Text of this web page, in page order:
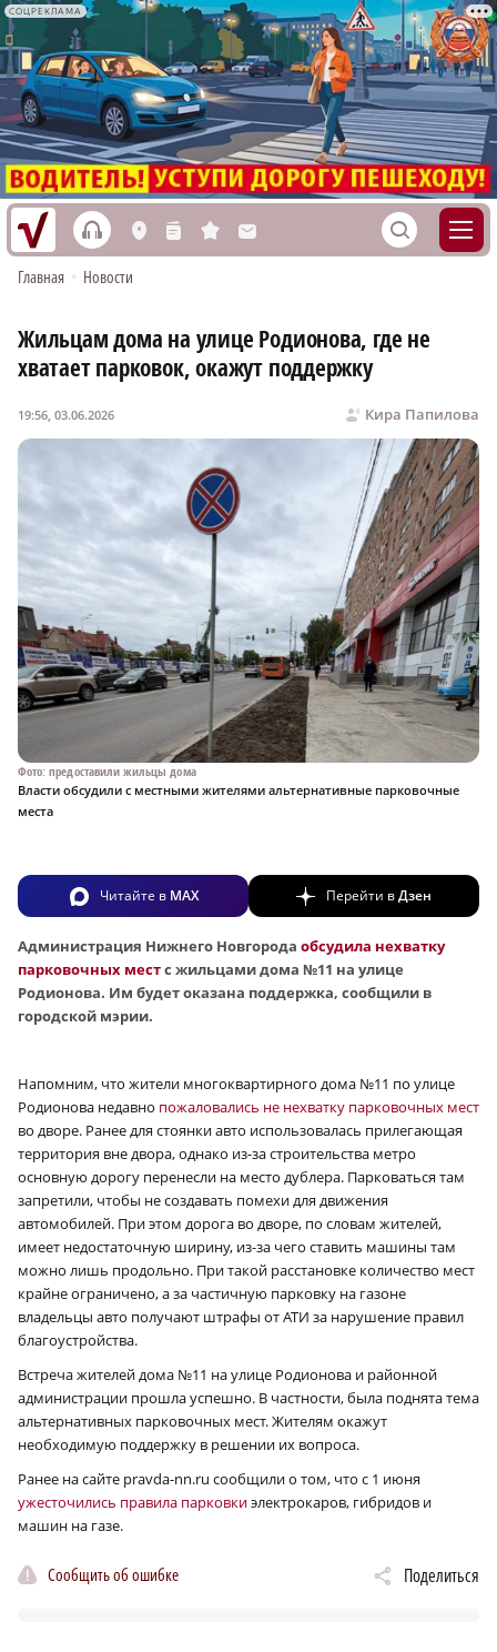
СОЦРЕКЛАМА
h L n s M S
Главная • Новости
Жильцам дома на улице Родионова, где не
хватает парковок, окажут поддержку
Кира Папилова
19:56, 03.06.2026
Фото: предоставили жильцы дома
Власти обсудили с местными жителями альтернативные парковочные
места
Читайте в MAX Перейти вДзен
Администрация Нижнего Новгорода обсудила нехватку
парковочных местс жильцами дома №11 на улице
Родионова. Им будет оказана поддержка, сообщили в
городской мэрии.
Напомним, что жители многоквартирного дома №11 по улице
Родионова недавно пожаловались не нехватку парковочных мест
во дворе. Ранее для стоянки авто использовалась прилегающая
территория вне двора, однако из-за строительства метро
основную дорогу перенесли на место дублера. Парковаться там
запретили, чтобы не создавать помехи для движения
автомобилей. При этом дорога во дворе, по словам жителей,
имеет недостаточную ширину, из-за чего ставить машины там
можно лишь продольно. При такой расстановке количество мест
крайне ограничено, а за частичную парковку на газоне
владельцы авто получают штрафы от АТИ за нарушение правил
благоустройства.
Встреча жителей дома №11 на улице Родионова и районной
администрации прошла успешно. В частности, была поднята тема
альтернативных парковочных мест. Жителям окажут
необходимую поддержку в решении их вопроса.
Ранее на сайте pravda-nn.ru сообщили о том, что с 1 июня
ужесточились правила парковкиэлектрокаров, гибридов и
машин на газе.
Сообщить об ошибке Поделиться